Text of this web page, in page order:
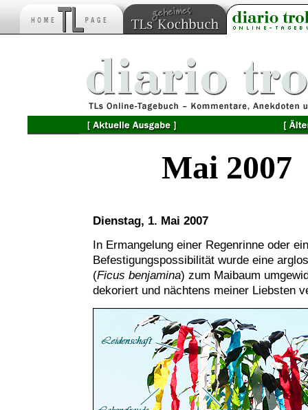
Mai 2007
Dienstag, 1. Mai 2007
In Ermangelung einer Regenrinne oder
Befestigungspossibilität wurde eine
(Ficus benjamina) zum Maibaum
dekoriert und nächtens meiner Liebsten